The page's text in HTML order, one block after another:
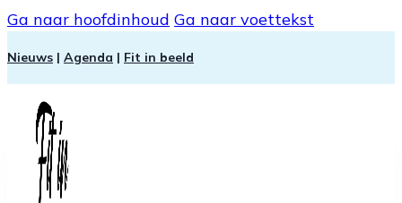
Ga naar hoofdinhoud Ga naar voettekst
Nieuws | Agenda | Fit in beeld